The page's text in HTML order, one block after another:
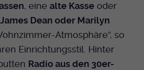
, eine alte Kasse oder
Dean oder Marilyn
Atmosphäre“, so
Einrichtungsstil. Hinter
Radio aus den 30er-